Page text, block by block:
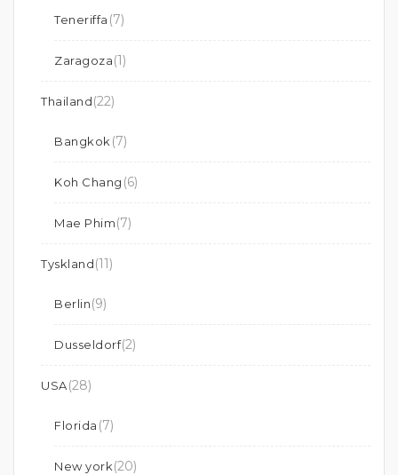
Teneriffa (7)
Zaragoza(1)
Thailand(22)
Bangkok (7)
Koh Chang (6)
Mae Phim(7)
Tyskland(11)
Berlin(9)
Dusseldorf(2)
USA(28)
Florida (7)
New york(20)